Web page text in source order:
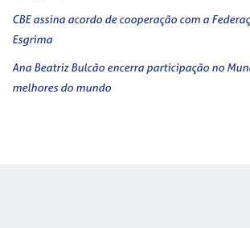
CBE assina acordo de cooperação com a
Esgrima
Ana Beatriz Bulcão encerra participação no
melhores do mundo